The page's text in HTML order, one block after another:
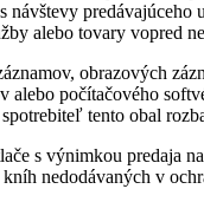
návštevy predávajúceho
alebo tovary vopred
obrazových
alebo počítačového
tento obal
s výnimkou predaja
nedodávaných v